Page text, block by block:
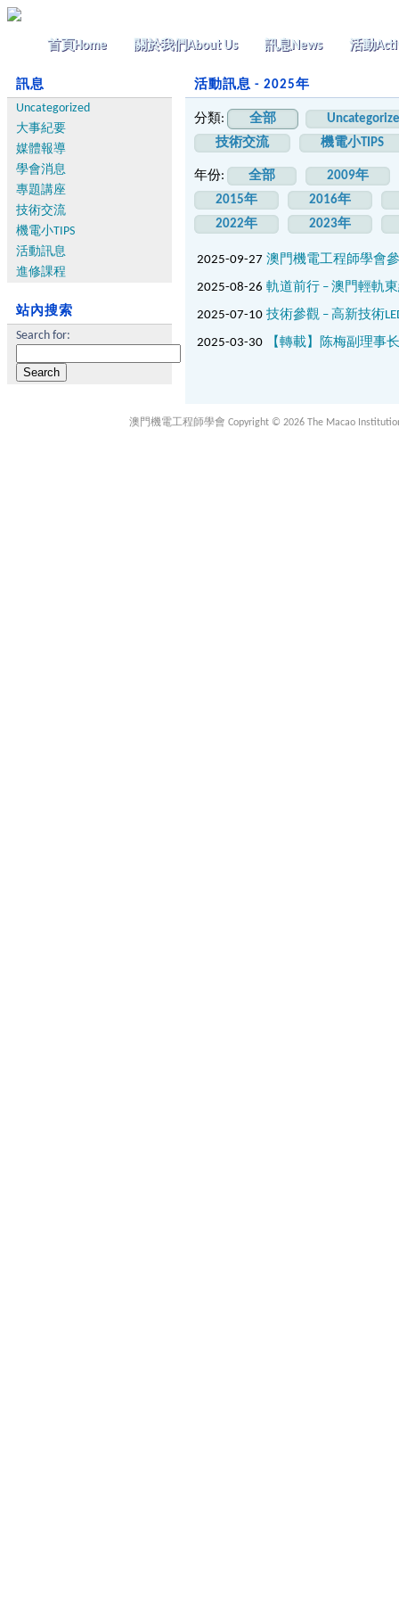
首頁Home 關於我們About Us 訊息News 活動
訊息
Uncategorized
大事紀要
媒體報導
學會消息
專題講座
技術交流
機電小TIPS
活動訊息
進修課程
站內搜索
Search for:
活動訊息 - 2025年
分類: 全部
技術交流
機電小TIPS
年份: 全部
2009年
2015年
2016年
2022年
2023年
2025-09-27 澳門機電工程師學會
2025-08-26 軌道前行 – 澳門輕軌
2025-07-10 技術參觀 – 高新技術
2025-03-30 【轉載】陈梅副理事
澳門機電工程師學會 Copyright © 2026 The Macao